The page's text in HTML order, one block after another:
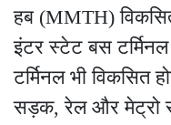
हब (MMTH)
इंटर स्टेट बस
टर्मिनल भी विकसित
सड़क, रेल और मेट्रो